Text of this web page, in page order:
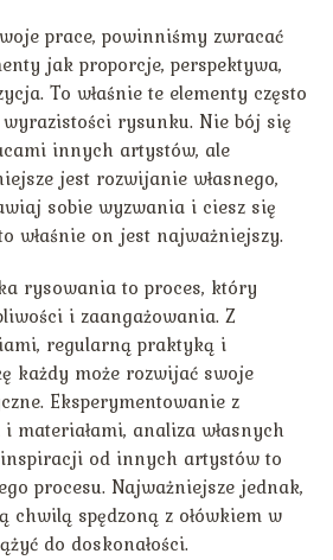
prace, powinniśmy zwracać
jak proporcje, perspektywa,
To właśnie te elementy często
rysunku. Nie bój się
innych artystów, ale
jest rozwijanie własnego,
sobie wyzwania i ciesz się
właśnie on jest najważniejszy.
rysowania to proces, który
i zaangażowania. Z
regularną praktyką i
każdy może rozwijać swoje
Eksperymentowanie z
analiza własnych
od innych artystów to
procesu. Najważniejsze jednak,
chwilą spędzoną z ołówkiem w
do doskonałości.